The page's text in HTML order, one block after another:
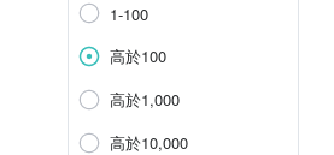
1-100
高於100
高於1,000
高於10,000